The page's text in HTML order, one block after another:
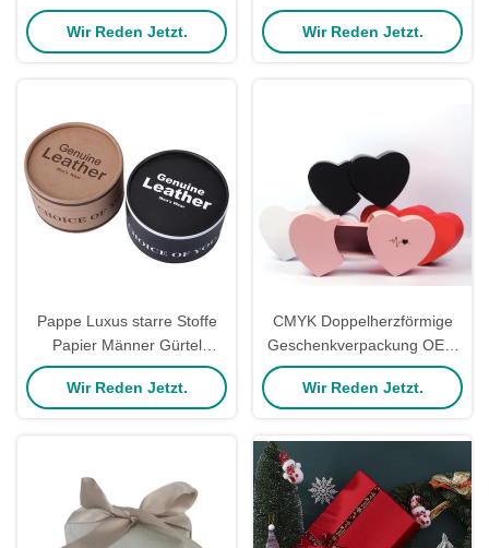
mit Deckel 4 Pack Rot und
Weiß für Süßigkeiten Cookie
Wir Reden Jetzt.
doppelten Türen für
exquisite Kosmetika für
Wir Reden Jetzt.
Pappe Luxus starre Stoffe
Papier Männer Gürtel
Geschenkbox Matt
Lamination Lackierung
Wir Reden Jetzt.
CMYK Doppelherzförmige
Geschenkverpackung OEM
Service Kartonherzbox
Wir Reden Jetzt.